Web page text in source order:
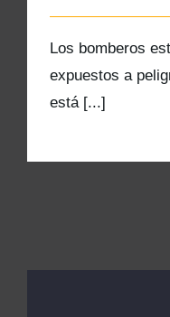
Los bomberos
expuestos a
está [...]